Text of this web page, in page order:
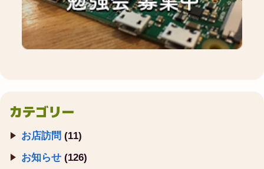
カテゴリー
お店訪問 (11)
お知らせ (126)